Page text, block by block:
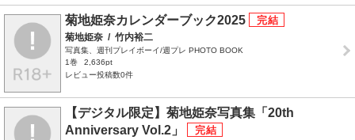
菊地姫奈カレンダーブック2025
菊地姫奈 / 竹内裕二
写真集、週刊プレイボーイ/週プレ PHOTO BOOK
1巻
2,636pt
レビュー投稿数0件
【デジタル限定】菊地姫奈写真集「20th
Anniversary Vol.2」